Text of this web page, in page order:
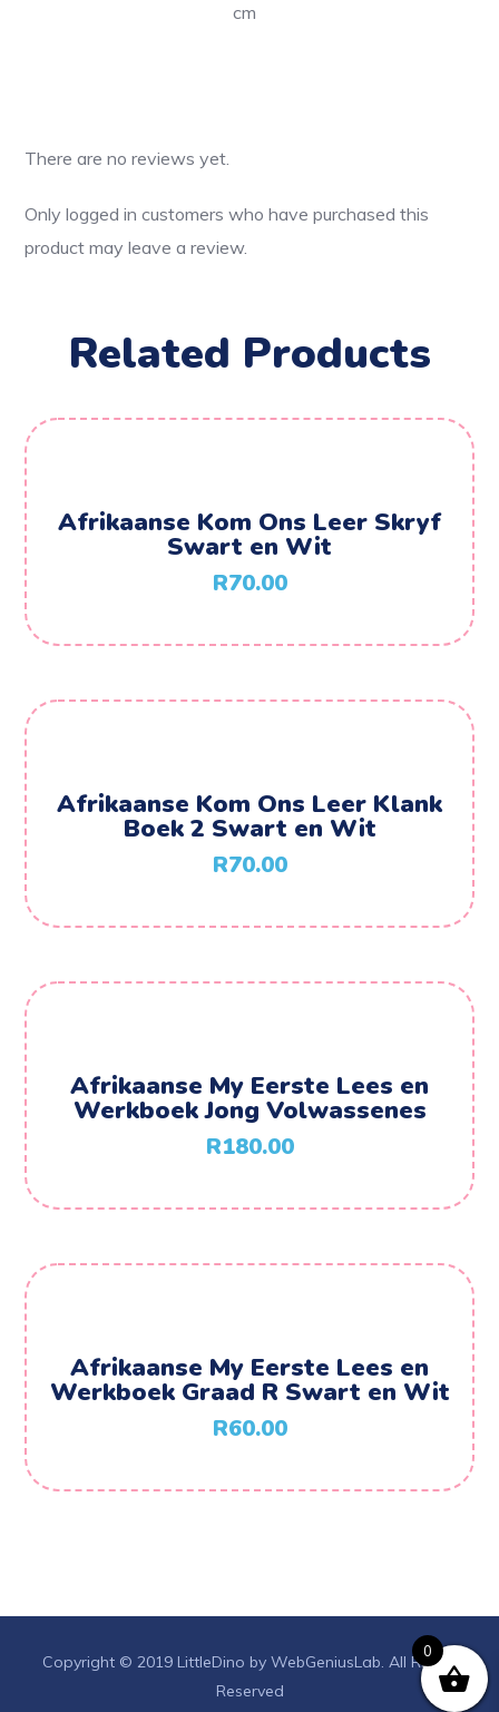
cm
There are no reviews yet.
Only logged in customers who have purchased this
product may leave a review.
Related Products
Afrikaanse Kom Ons Leer Skryf
Swart en Wit
R70.00
Afrikaanse Kom Ons Leer Klank
Boek 2 Swart en Wit
R70.00
Afrikaanse My Eerste Lees en
Werkboek Jong Volwassenes
R180.00
Afrikaanse My Eerste Lees en
Werkboek Graad R Swart en Wit
R60.00
Copyright © 2019 LittleDino by WebGeniusLab. All Rights
Reserved
0